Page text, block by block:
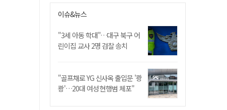
이슈&뉴스
"3세 아동 학대"…대구 북구 어
린이집 교사 2명 검찰 송치
"골프채로 YG 신사옥 출입문 '쾅
쾅'…20대 여성 현행범 체포"